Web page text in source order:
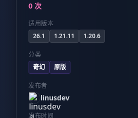
0 次
适用版本
26.1
1.21.11 1.20.6
分类
奇幻
原版
发布者
linusdev
发布时间